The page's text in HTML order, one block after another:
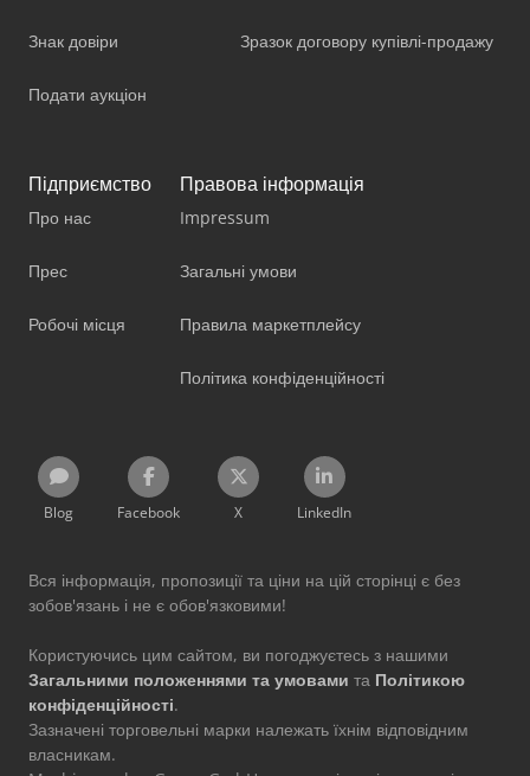
Знак довіри
Подати аукціон
Зразок договору купівлі-продажу
Підприємство
Про нас
Прес
Робочі місця
Правова інформація
Impressum
Загальні умови
Правила маркетплейсу
Політика конфіденційності
Blog Facebook X LinkedIn
Вся інформація, пропозиції та ціни на цій сторінці є без
зобов'язань і не є обов'язковими!
Користуючись цим сайтом, ви погоджуєтесь з нашими
Загальними положеннями та умовами та Політикою
конфіденційності.
Зазначені торговельні марки належать їхнім відповідним
власникам.